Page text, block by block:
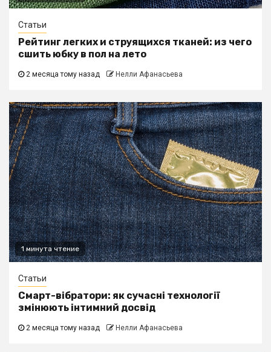
Статьи
Рейтинг легких и струящихся тканей: из чего
сшить юбку в пол на лето
2 месяца тому назад Нелли Афанасьева
1 минута чтение
Статьи
Смарт-вібратори: як сучасні технології
змінюють інтимний досвід
2 месяца тому назад Нелли Афанасьева